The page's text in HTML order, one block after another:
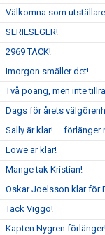
Välkomna som
SERIESEGER!
2969 TACK!
Imorgon smäller det!
Två poäng, men inte
Dags för årets
Sally är klar! – förlänger
Lowe är klar!
Mange tak Kristian!
Oskar Joelsson klar för
Tack Viggo!
Kapten Nygren